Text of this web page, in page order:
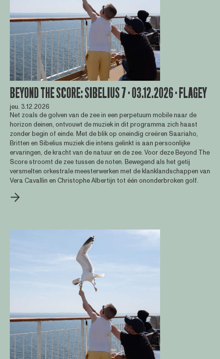
BEYOND THE SCORE: SIBELIUS 7 · 03.12.2026 · FLAGEY
jeu. 3.12.2026
Net zoals de golven van de zee in een perpetuum mobile naar de
horizon deinen, ontvouwt de muziek in dit programma zich haast
zonder begin of einde. Met de blik op oneindig creëren Saariaho,
Britten en Sibelius muziek die intens gelinkt is aan persoonlijke
ervaringen, de kracht van de natuur en de zee. Voor deze Beyond The
Score stroomt de zee tussen de noten. Bewegend als het getij
versmelten orkestrale meesterwerken met de klanklandschappen van
Vera Cavallin en Christophe Albertijn tot één ononderbroken golf.